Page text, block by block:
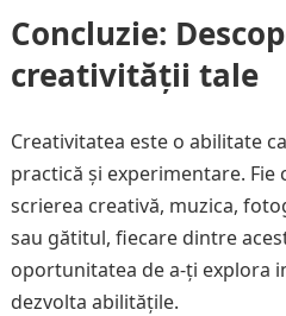
Concluzie:
creativității tale
Creativitatea este o abilitate
practică și experimentare. Fie
scrierea creativă, muzica,
sau gătitul, fiecare dintre
oportunitatea de a-ți explora
dezvolta abilitățile.